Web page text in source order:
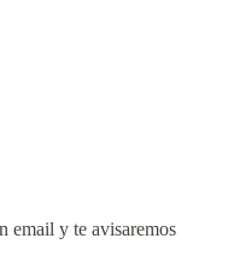
email y te avisaremos